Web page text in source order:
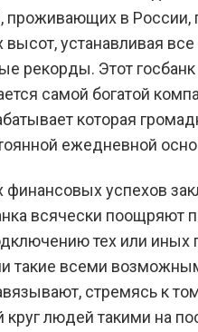
в России,
высот, устанавливая
рекорды. Этот госбанк
самой богатой
которая
ежедневной
успехов
всячески поощряют
тех или иных
такие всеми
стремясь к
людей такими на